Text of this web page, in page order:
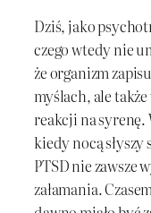
Dziś, jako
czego wtedy nie
że organizm
myślach, ale
reakcji na syrenę.
kiedy nocą
PTSD nie zawsze
załamania.